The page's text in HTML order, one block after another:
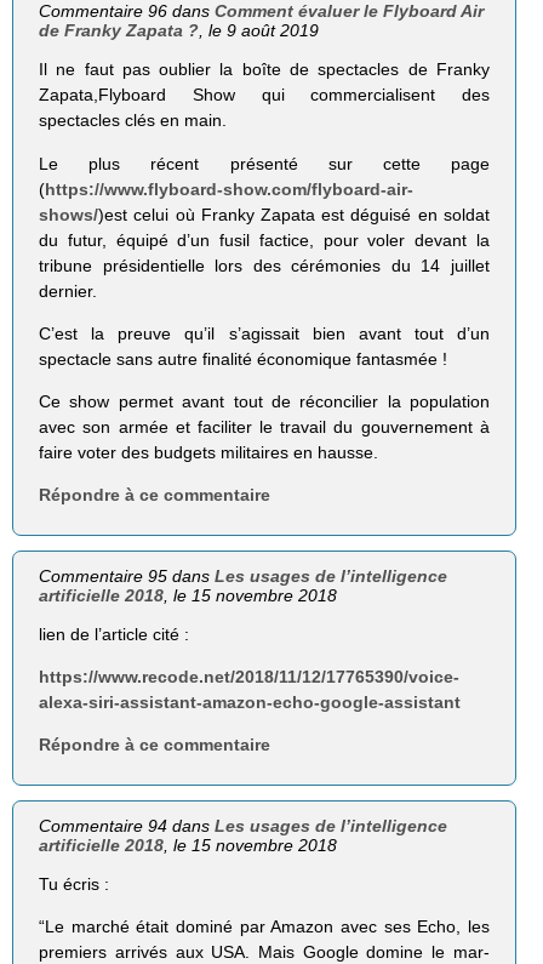
Commentaire 96 dansComment évaluer le Flyboard Air
de Franky Zapata ?, le 9 août 2019
Il ne faut pas oublier la boîte de spectacles de Franky
Zapata,Flyboard Show qui commercialisent des
spectacles clés en main.
Le plus récent présenté sur cette page
(https://www.flyboard-show.com/flyboard-air-
shows/)est celui où Franky Zapata est déguisé en soldat
du futur, équipé d’un fusil factice, pour voler devant la
tribune présidentielle lors des cérémonies du 14 juillet
dernier.
C’est la preuve qu’il s’agissait bien avant tout d’un
spectacle sans autre finalité économique fantasmée !
Ce show permet avant tout de réconcilier la population
avec son armée et faciliter le travail du gouvernement à
faire voter des budgets militaires en hausse.
Répondre à ce commentaire
Commentaire 95 dansLes usages de l’intelligence
artificielle 2018 , le 15 novembre 2018
lien de l’article cité :
https://www.recode.net/2018/11/12/17765390/voice-
alexa-siri-assistant-amazon-echo-google-assistant
Répondre à ce commentaire
Commentaire 94 dansLes usages de l’intelligence
artificielle 2018 , le 15 novembre 2018
Tu écris :
“Le marché était dominé par Amazon avec ses Echo, les
premiers arrivés aux USA. Mais Google domine le mar-